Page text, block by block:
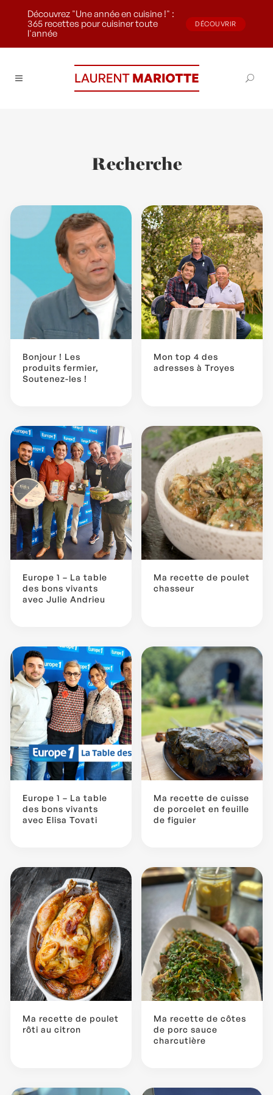
Découvrez "Une année en cuisine !" :
365 recettes pour cuisiner toute
l'année
DÉCOUVRIR
Recherche
Bonjour ! Les
produits fermier,
Soutenez-les !
Mon top 4 des
adresses à Troyes
Europe 1 – La table
des bons vivants
avec Julie Andrieu
Ma recette de poulet
chasseur
Europe 1 – La table
des bons vivants
avec Elisa Tovati
Ma recette de cuisse
de porcelet en feuille
de figuier
Ma recette de poulet
rôti au citron
Ma recette de côtes
de porc sauce
charcutière